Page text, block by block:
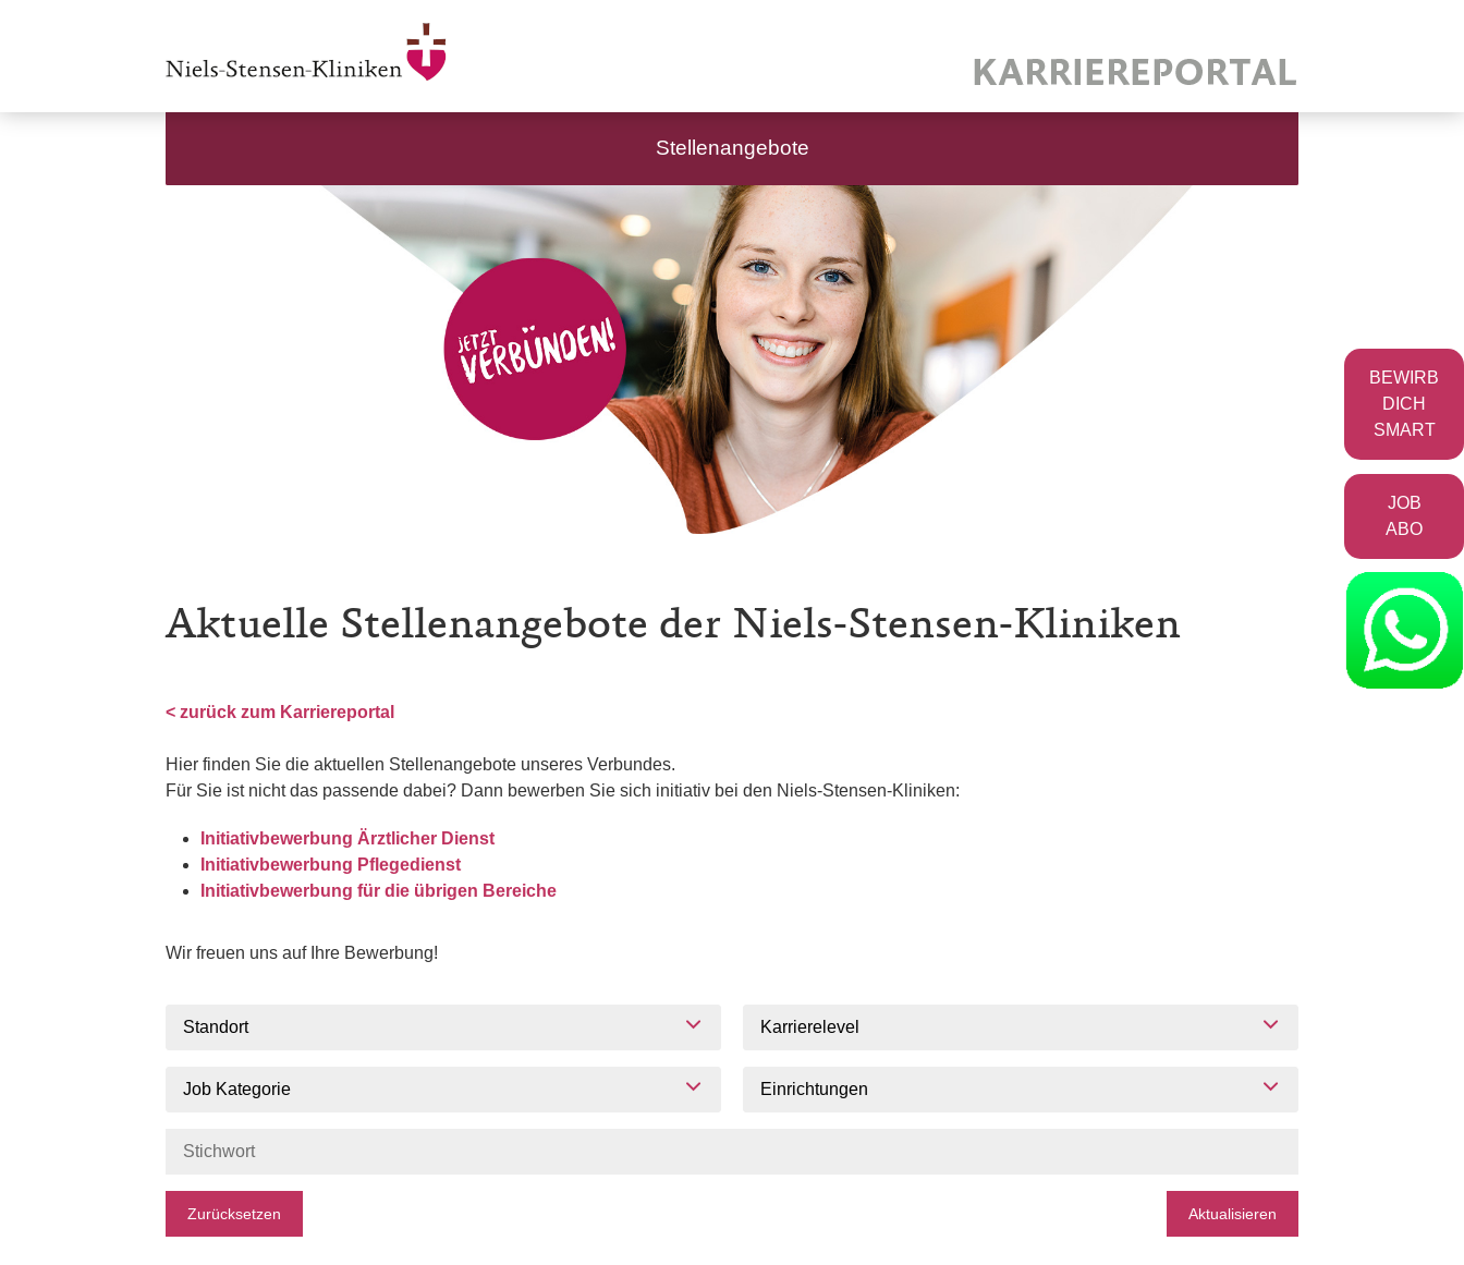
Stellenangebote
Aktuelle Stellenangebote der Niels-Stensen-Kliniken
< zurück zum Karriereportal
Hier finden Sie die aktuellen Stellenangebote unseres Verbundes.
Für Sie ist nicht das passende dabei? Dann bewerben Sie sich initiativ bei den Niels-Stensen-Kliniken:
Initiativbewerbung Ärztlicher Dienst
Initiativbewerbung Pflegedienst
Initiativbewerbung für die übrigen Bereiche
Wir freuen uns auf Ihre Bewerbung!
Standort Karrierelevel
Job Kategorie Einrichtungen
Zurücksetzen Aktualisieren
BEWIRB
DICH
SMART
JOB
ABO